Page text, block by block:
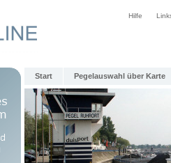
Hilfe
Start Pegelauswahl über Karte